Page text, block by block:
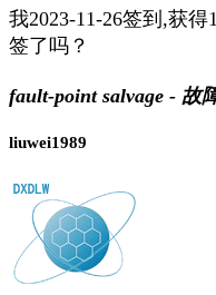
我2023-11-26签到,获
签了吗？
fault-point salvage - 故
liuwei1989